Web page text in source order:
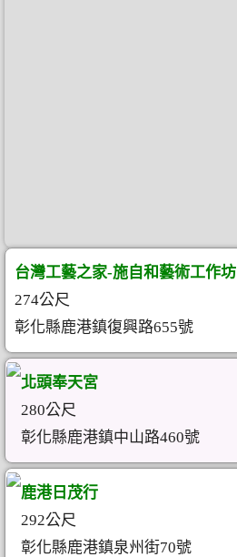
台灣工藝之家-施自和藝術工作坊
274公尺
彰化縣鹿港鎮復興路655號
北頭奉天宮
280公尺
彰化縣鹿港鎮中山路460號
鹿港日茂行
292公尺
彰化縣鹿港鎮泉州街70號